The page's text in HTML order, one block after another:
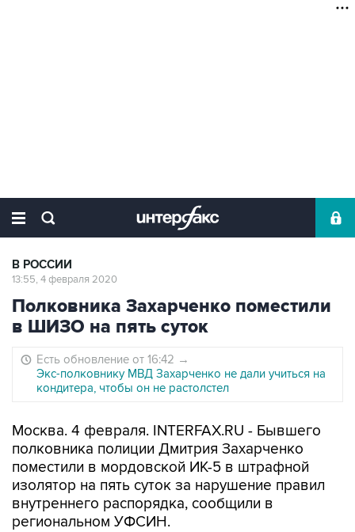
В РОССИИ
13:55, 4 февраля 2020
Полковника Захарченко поместили
в ШИЗО на пять суток
Есть обновление от 16:42 →
Экс-полковнику МВД Захарченко не дали учиться на
кондитера, чтобы он не растолстел
Москва. 4 февраля. INTERFAX.RU - Бывшего
полковника полиции Дмитрия Захарченко
поместили в мордовской ИК-5 в штрафной
изолятор на пять суток за нарушение правил
внутреннего распорядка, сообщили в
региональном УФСИН.